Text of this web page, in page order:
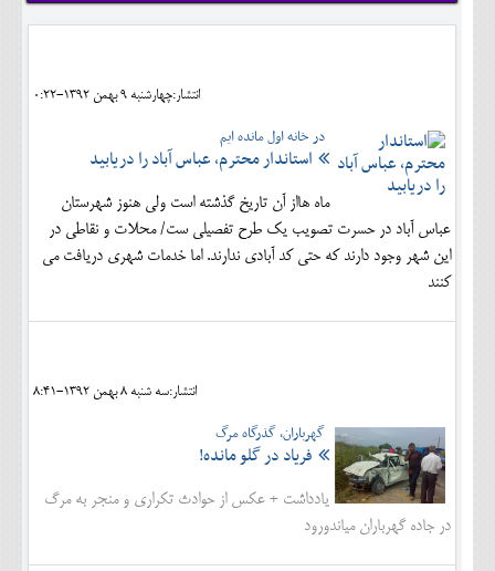
وبلاگ
کلینیک
حقوقی
محیط زیست و گردشگری
اقتصادی
انتشار:چهارشنبه 9 بهمن 1392-0:22
در خانه اول مانده ایم
استاندار محترم، عباس آباد را دریابید
ماه هااز آن تاریخ گذشته است ولی هنوز شهرستان
عباس آباد در حسرت تصویب یک طرح تفصیلی ست/ محلات و نقاطی در
این شهر وجود دارند که حتی کد آبادی ندارند. اما خدمات شهری دریافت می
کنند
انتشار:سه شنبه 8 بهمن 1392-8:41
گهرباران، گذرگاه مرگ
فریاد در گلو مانده!
یادداشت + عکس از حوادث تکراری و منجر به مرگ
در جاده گهرباران میاندورود